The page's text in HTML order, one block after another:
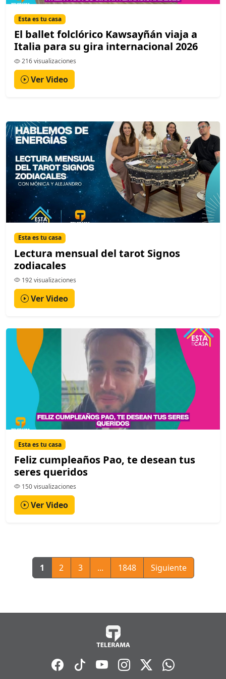
Esta es tu casa
El ballet folclórico Kawsayñán viaja a
Italia para su gira internacional 2026
216 visualizaciones
Ver Video
Esta es tu casa
Lectura mensual del tarot Signos
zodiacales
192 visualizaciones
Ver Video
Esta es tu casa
Feliz cumpleaños Pao, te desean tus
seres queridos
150 visualizaciones
Ver Video
1 2 3 ... 1848 Siguiente